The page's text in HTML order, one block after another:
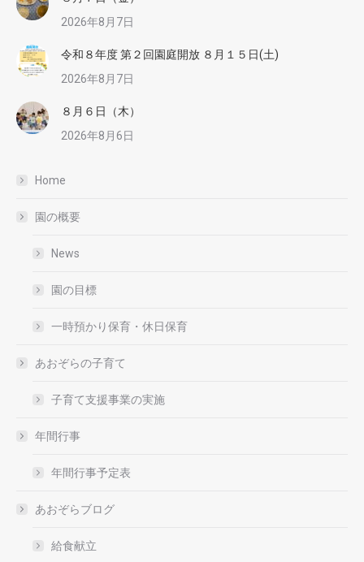
2026年8月7日
令和８年度 第２回園庭開放 ８月１５日(土)
2026年8月7日
８月６日（木）
2026年8月6日
Home
園の概要
News
園の目標
一時預かり保育・休日保育
あおぞらの子育て
子育て支援事業の実施
年間行事
年間行事予定表
あおぞらブログ
給食献立